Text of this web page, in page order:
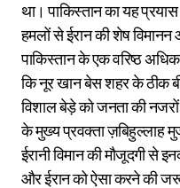
था। पाकिस्तान का यह
हमलों से ईरान की शेष विमानन
पाकिस्तान के एक वरिष्ठ
कि नूर खान बेस शहर के ठीक
विशाल बेड़े को जनता की
के मुख्य प्रवक्ता ज़बिहुल्लाह
ईरानी विमान की मौजूदगी से
और ईरान को ऐसा करने की